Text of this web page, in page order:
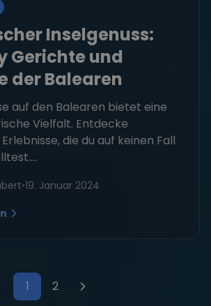
Inselgenuss:
Gerichte und
der Balearen
auf den Balearen bietet eine
Vielfalt. Entdecke
die du auf keinen Fall
•19. Januar 2024
Seitennummerierung der
1 2